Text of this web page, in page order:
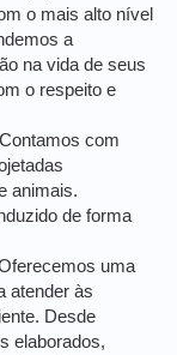
o mais alto nível
a
na vida de seus
o respeito e
com
animais.
de forma
uma
atender às
Desde
elaborados,